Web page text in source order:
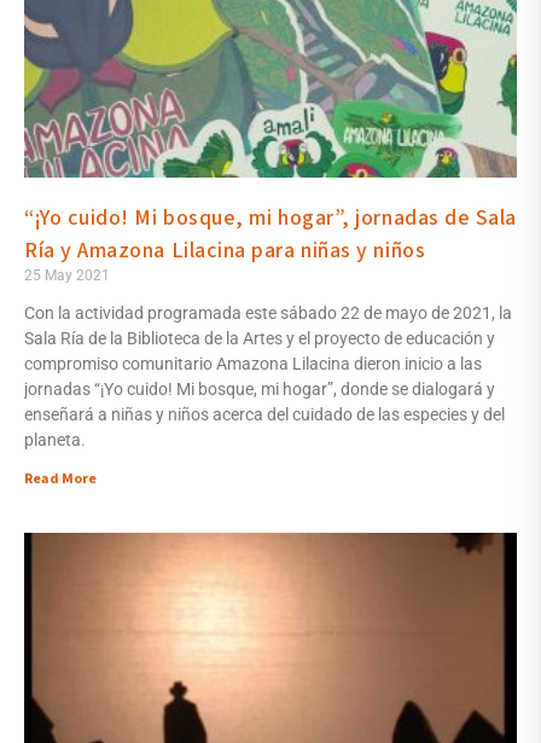
“¡Yo cuido! Mi bosque, mi hogar”, jornadas de Sala
Ría y Amazona Lilacina para niñas y niños
25 May 2021
Con la actividad programada este sábado 22 de mayo de 2021, la
Sala Ría de la Biblioteca de la Artes y el proyecto de educación y
compromiso comunitario Amazona Lilacina dieron inicio a las
jornadas “¡Yo cuido! Mi bosque, mi hogar”, donde se dialogará y
enseñará a niñas y niños acerca del cuidado de las especies y del
planeta.
Read More